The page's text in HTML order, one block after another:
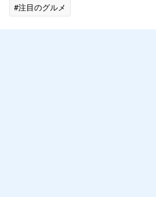
#注目のグルメ